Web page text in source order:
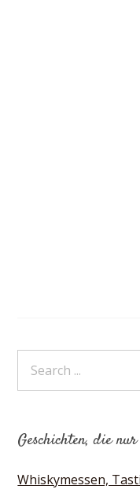
Geschichten, die
Whiskymessen,